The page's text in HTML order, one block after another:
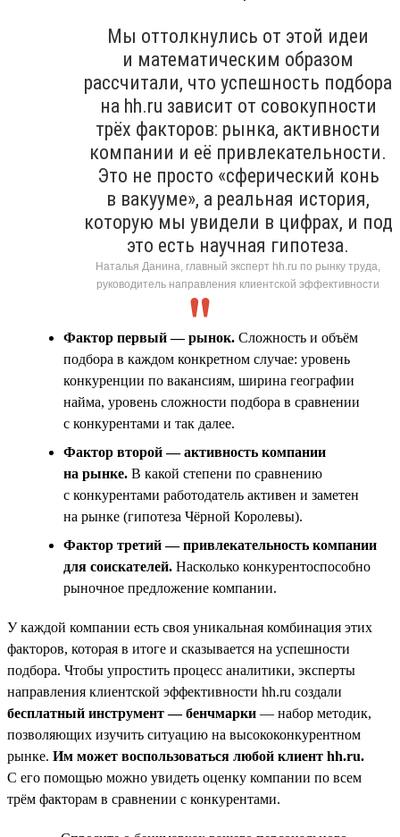
Мы оттолкнулись от этой идеи
и математическим образом
рассчитали, что успешность подбора
на hh.ru зависит от совокупности
трёх факторов: рынка, активности
компании и её привлекательности.
Это не просто «сферический конь
в вакууме», а реальная история,
которую мы увидели в цифрах, и под
это есть научная гипотеза.
Наталья Данина, главный эксперт hh.ru по рынку труда,
руководитель направления клиентской эффективности
Фактор первый — рынок. Сложность и объём
подбора в каждом конкретном случае: уровень
конкуренции по вакансиям, ширина географии
найма, уровень сложности подбора в сравнении
с конкурентами и так далее.
Фактор второй — активность компании
на рынке. В какой степени по сравнению
с конкурентами работодатель активен и заметен
на рынке (гипотеза Чёрной Королевы).
Фактор третий — привлекательность компании
для соискателей. Насколько конкурентоспособно
рыночное предложение компании.
У каждой компании есть своя уникальная комбинация этих
факторов, которая в итоге и сказывается на успешности
подбора. Чтобы упростить процесс аналитики, эксперты
направления клиентской эффективности hh.ru создали
бесплатный инструмент — бенчмарки — набор методик,
позволяющих изучить ситуацию на высококонкурентном
рынке. Им может воспользоваться любой клиент hh.ru.
С его помощью можно увидеть оценку компании по всем
трём факторам в сравнении с конкурентами.